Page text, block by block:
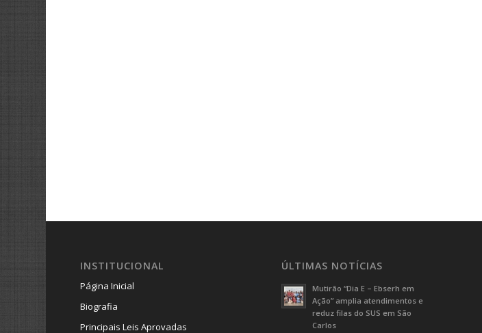
INSTITUCIONAL
Página Inicial
Biografia
Principais Leis Aprovadas
ÚLTIMAS NOTÍCIAS
Mutirão “Dia E – Ebserh em
Ação” amplia atendimentos e
reduz filas do SUS em São
Carlos